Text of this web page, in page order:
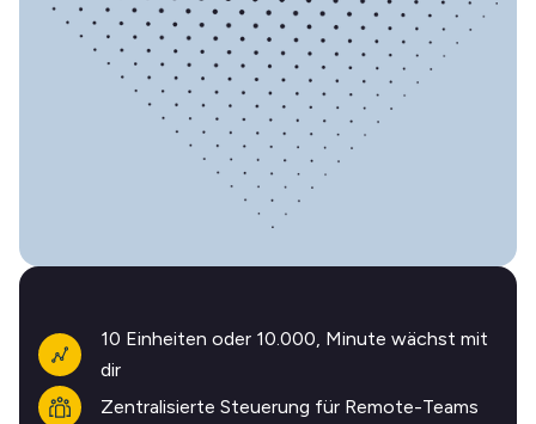
10 Einheiten oder 10.000, Minute wächst mit
dir
Zentralisierte Steuerung für Remote-Teams